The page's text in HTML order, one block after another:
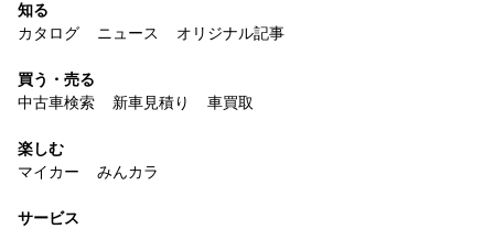
知る
カタログ
ニュース オリジナル記事
買う・売る
中古車検索
新車見積り 車買取
楽しむ
マイカー
みんカラ
サービス